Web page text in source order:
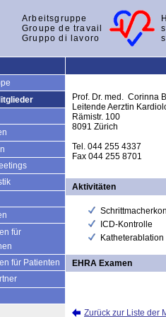
Arbeitsgruppe
Groupe de travail
Gruppo di lavoro
für
für Patienten
Prof. Dr. med. Corinna
Leitende Aerztin
Rämistr. 100
8091 Zürich
Tel. 044 255 4337
Fax 044 255 8701
Aktivitäten
ICD-Kontrolle
Katheterablation
EHRA Examen
Zurück zur Liste der